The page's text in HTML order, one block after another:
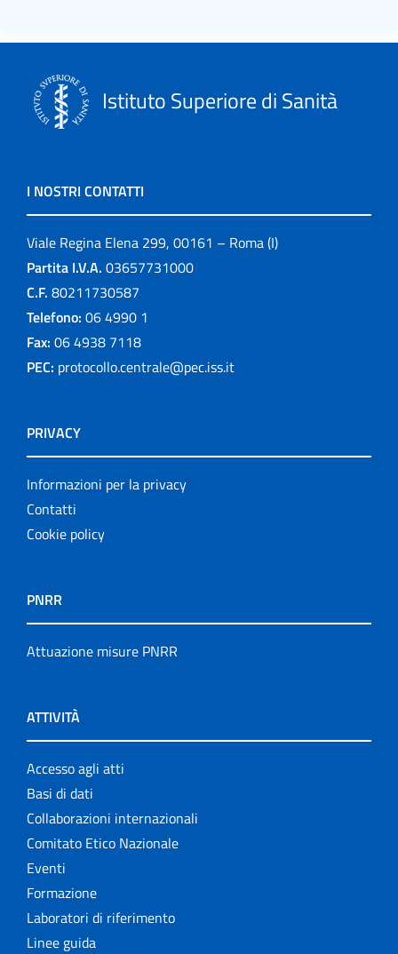
Istituto Superiore di Sanità
I NOSTRI CONTATTI
Viale Regina Elena 299, 00161 – Roma (I)
Partita I.V.A. 03657731000
C.F. 80211730587
Telefono: 06 4990 1
Fax: 06 4938 7118
PEC: protocollo.centrale@pec.iss.it
PRIVACY
Informazioni per la privacy
Contatti
Cookie policy
PNRR
Attuazione misure PNRR
ATTIVITÀ
Accesso agli atti
Basi di dati
Collaborazioni internazionali
Comitato Etico Nazionale
Eventi
Formazione
Laboratori di riferimento
Linee guida